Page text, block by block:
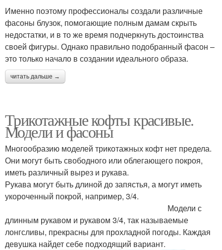
Именно поэтому профессионалы создали различные
фасоны блузок, помогающие полным дамам скрыть
недостатки, и в то же время подчеркнуть достоинства
своей фигуры. Однако правильно подобранный фасон –
это только начало в создании идеального образа.
читать дальше →
Трикотажные кофты красивые.
Модели и фасоны
Многообразию моделей трикотажных кофт нет предела.
Они могут быть свободного или облегающего покроя,
иметь различный вырез и рукава.
Рукава могут быть длиной до запястья, а могут иметь
укороченный покрой, например, 3/4.
Модели с
длинным рукавом и рукавом 3/4, так называемые
лонгсливы, прекрасны для прохладной погоды. Каждая
девушка найдет себе подходящий вариант.